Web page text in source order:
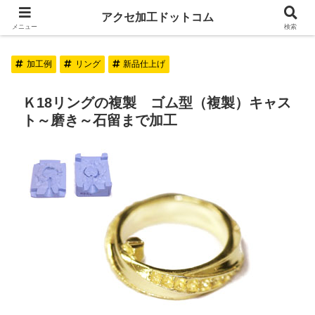
アクセ加工ドットコム
加工例 リング 新品仕上げ
Ｋ18リングの複製 ゴム型（複製）キャス
ト～磨き～石留まで加工
メニュー
アクセ加工ドットコム
検索